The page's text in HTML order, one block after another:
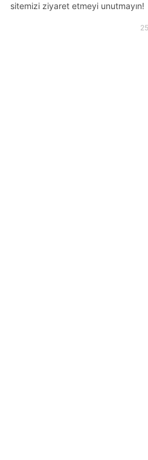
sitemizi ziyaret etmeyi unutmayın!